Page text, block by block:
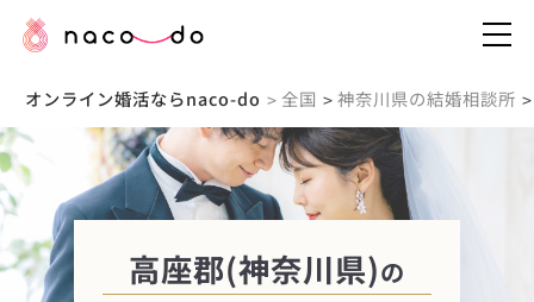
オンライン婚活ならnaco-do > 全国 > 神奈川県の結婚相談所 >
高座郡(神奈川県)の